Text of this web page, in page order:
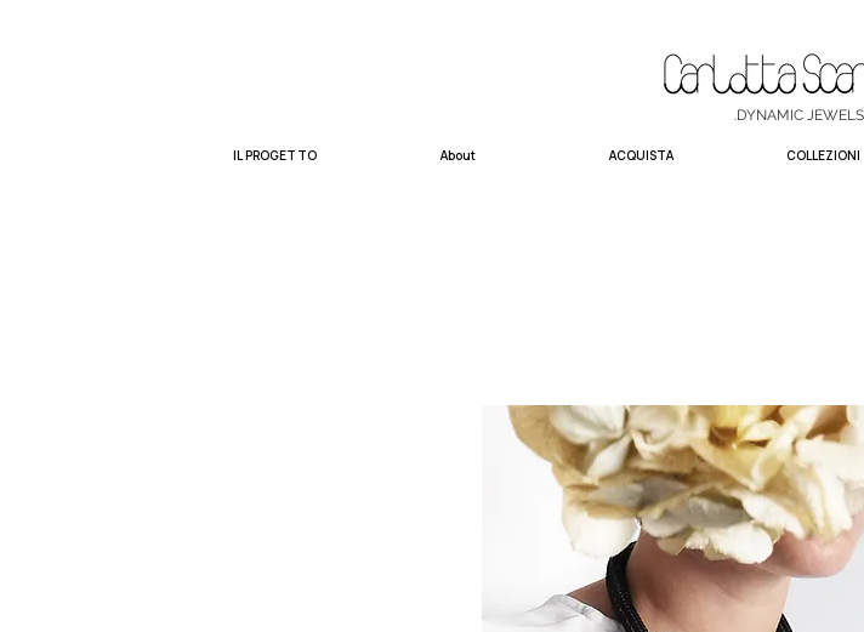
.DYNAMIC JEWELS.
IL PROGETTO About ACQUISTA COLLEZIONI